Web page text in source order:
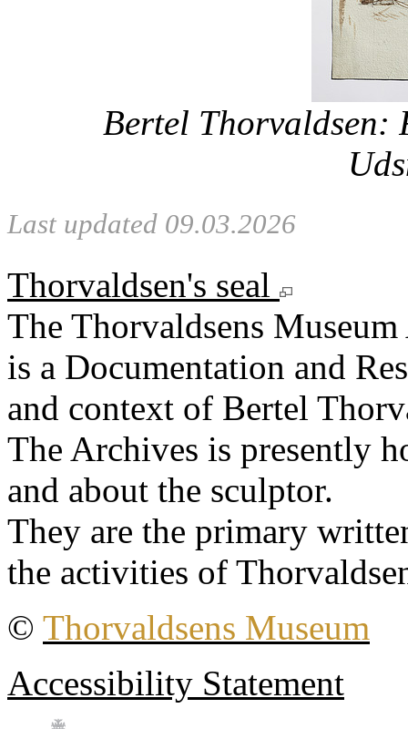
Bertel Thorvaldsen:
Last updated 09.03.2026
Thorvaldsen's seal
The Thorvaldsens
is a Documentation and
and context of Bertel
The Archives is presently
and about the sculptor.
They are the primary
the activities of
© Thorvaldsens Museum
Accessibility Statement